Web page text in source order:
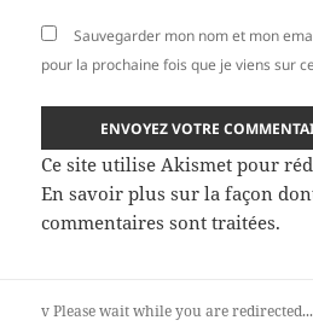
Sauvegarder mon nom et mon
pour la prochaine fois que je viens sur
Ce site utilise Akismet pour
En savoir plus sur la façon
commentaires sont traitées.
vPlease wait while you are